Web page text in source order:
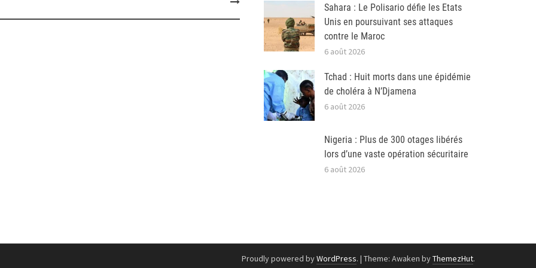
Sahara : Le Polisario défie les Etats
Unis en poursuivant ses attaques
contre le Maroc
6 août 2026
Tchad : Huit morts dans une épidémie
de choléra à N’Djamena
6 août 2026
Nigeria : Plus de 300 otages libérés
lors d’une vaste opération sécuritaire
6 août 2026
Proudly powered byWordPress. | Theme: Awaken byThemezHut.